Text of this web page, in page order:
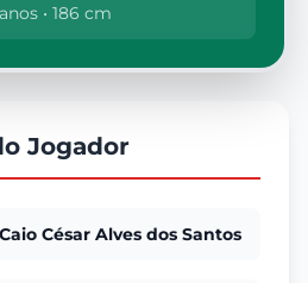
• 186 cm
Jogador
Caio César Alves dos Santos